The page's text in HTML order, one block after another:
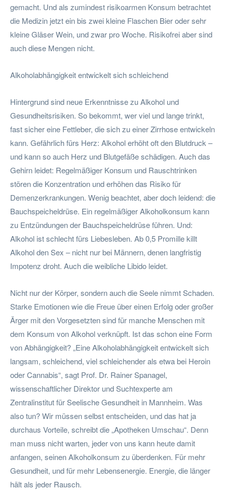
gemacht. Und als zumindest risikoarmen Konsum betrachtet
die Medizin jetzt ein bis zwei kleine Flaschen Bier oder sehr
kleine Gläser Wein, und zwar pro Woche. Risikofrei aber sind
auch diese Mengen nicht.
Alkoholabhängigkeit entwickelt sich schleichend
Hintergrund sind neue Erkenntnisse zu Alkohol und
Gesundheitsrisiken. So bekommt, wer viel und lange trinkt,
fast sicher eine Fettleber, die sich zu einer Zirrhose entwickeln
kann. Gefährlich fürs Herz: Alkohol erhöht oft den Blutdruck –
und kann so auch Herz und Blutgefäße schädigen. Auch das
Gehirn leidet: Regelmäßiger Konsum und Rauschtrinken
stören die Konzentration und erhöhen das Risiko für
Demenzerkrankungen. Wenig beachtet, aber doch leidend: die
Bauchspeicheldrüse. Ein regelmäßiger Alkoholkonsum kann
zu Entzündungen der Bauchspeicheldrüse führen. Und:
Alkohol ist schlecht fürs Liebesleben. Ab 0,5 Promille killt
Alkohol den Sex – nicht nur bei Männern, denen langfristig
Impotenz droht. Auch die weibliche Libido leidet.
Nicht nur der Körper, sondern auch die Seele nimmt Schaden.
Starke Emotionen wie die Freue über einen Erfolg oder großer
Ärger mit den Vorgesetzten sind für manche Menschen mit
dem Konsum von Alkohol verknüpft. Ist das schon eine Form
von Abhängigkeit? „Eine Alkoholabhängigkeit entwickelt sich
langsam, schleichend, viel schleichender als etwa bei Heroin
oder Cannabis“, sagt Prof. Dr. Rainer Spanagel,
wissenschaftlicher Direktor und Suchtexperte am
Zentralinstitut für Seelische Gesundheit in Mannheim. Was
also tun? Wir müssen selbst entscheiden, und das hat ja
durchaus Vorteile, schreibt die „Apotheken Umschau“. Denn
man muss nicht warten, jeder von uns kann heute damit
anfangen, seinen Alkoholkonsum zu überdenken. Für mehr
Gesundheit, und für mehr Lebensenergie. Energie, die länger
hält als jeder Rausch.